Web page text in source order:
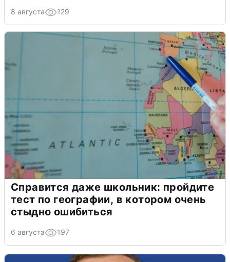
8 августа 129
Справится даже школьник: пройдите
тест по географии, в котором очень
стыдно ошибиться
6 августа 197